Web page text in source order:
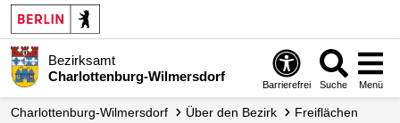
Bezirksamt
Charlottenburg-Wilmersdorf
Barrierefrei Suche Menü
Charlottenburg-Wilmersdorf Über den Bezirk
Freiflächen